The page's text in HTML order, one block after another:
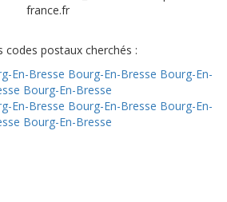
france.fr
codes postaux cherchés :
En-Bresse Bourg-En-Bresse Bourg-En-
Bourg-En-Bresse
En-Bresse Bourg-En-Bresse Bourg-En-
Bourg-En-Bresse